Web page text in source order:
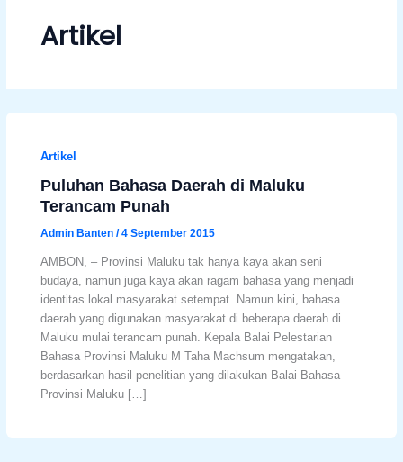
Artikel
Artikel
Puluhan Bahasa Daerah di Maluku
Terancam Punah
Admin Banten/4 September 2015
AMBON, – Provinsi Maluku tak hanya kaya akan seni
budaya, namun juga kaya akan ragam bahasa yang menjadi
identitas lokal masyarakat setempat. Namun kini, bahasa
daerah yang digunakan masyarakat di beberapa daerah di
Maluku mulai terancam punah. Kepala Balai Pelestarian
Bahasa Provinsi Maluku M Taha Machsum mengatakan,
berdasarkan hasil penelitian yang dilakukan Balai Bahasa
Provinsi Maluku […]
font_download Mark links
Reset all options
cached